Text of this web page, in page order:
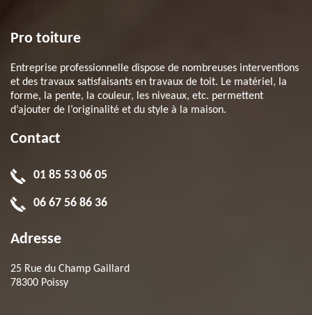
Pro toiture
Entreprise professionnelle dispose de nombreuses interventions
et des travaux satisfaisants en travaux de toit. Le matériel, la
forme, la pente, la couleur, les niveaux, etc. permettent
d’ajouter de l’originalité et du style à la maison.
Contact
01 85 53 06 05
06 67 56 86 36
Adresse
25 Rue du Champ Gaillard
78300 Poissy